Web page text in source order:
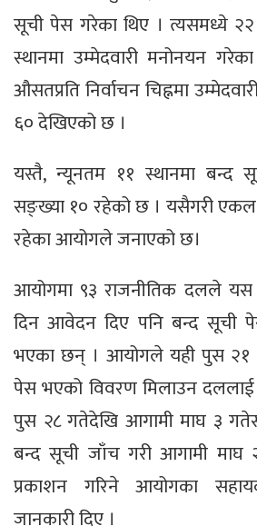
सूची पेस गरेका थिए । त्यसमध्ये
स्थानमा उम्मेदवारी मनोनयन
औसतप्रति निर्वाचन चिह्नमा
६० देखिएको छ ।
यस्तै, न्यूनतम ११ स्थानमा बन्द
सङ्ख्या १० रहेको छ । यसैगरी एकल
रहेका आयोगले जनाएको छ।
आयोगमा ९३ राजनीतिक दलले यस
दिन आवेदन दिए पनि बन्द सूची
भएका छन् । आयोगले यही पुस
पेस भएको विवरण मिलाउन
पुस २८ गतेदेखि आगामी माघ ३
बन्द सूची जाँच गरी आगामी माघ
प्रकाशन गरिने आयोगका
जानकारी दिए ।